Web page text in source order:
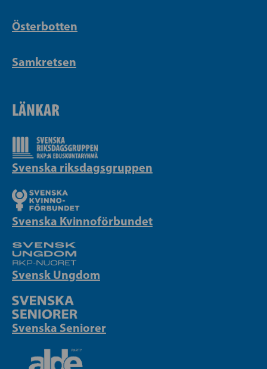
Österbotten
Samkretsen
LÄNKAR
Svenska riksdagsgruppen
Svenska Kvinnoförbundet
Svensk Ungdom
Svenska Seniorer